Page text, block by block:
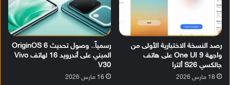
رصد النسخة الاختبارية الأولى من
واجهة One UI 9 على هاتف
جالكسي S26 ألترا
18 مارس 2026
رسمياً.. وصول تحديث OriginOS 6
المبني على أندرويد 16 لهاتف Vivo
V30
16 مارس 2026